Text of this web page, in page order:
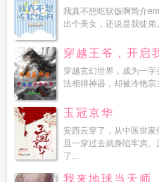
我真不想吃软饭啊简介
出个美女，还说是我徒
穿越王爷，开启
穿越玄幻世界，成为一
法相得神器，却被冷艳
玉冠京华
安西云穿了，从中医世
且一穿过去就身陷牢房
了...
我来地球当天师